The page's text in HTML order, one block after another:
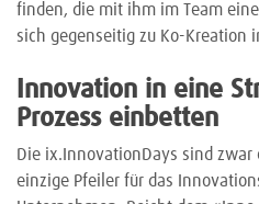
finden, die mit ihm im Team
sich gegenseitig zu Ko-Kreation
Innovation in eine
Prozess einbetten
Die ix.InnovationDays sind
einzige Pfeiler für das